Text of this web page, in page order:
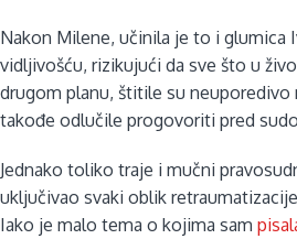
Nakon Milene, učinila je to i glumica
vidljivošću, rizikujući da sve što u
drugom planu, štitile su neuporedivo
takođe odlučile progovoriti pred
Jednako toliko traje i mučni
uključivao svaki oblik
Iako je malo tema o kojima sam